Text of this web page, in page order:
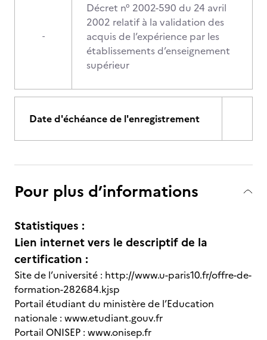
-
Décret n° 2002-590 du 24 avril
2002 relatif à la validation des
acquis de l’expérience par les
établissements d’enseignement
supérieur
Date d'échéance de l'enregistrement
Pour plus d’informations
Statistiques :
Lien internet vers le descriptif de la
certification :
Site de l’université : http://www.u-paris10.fr/offre-de-
formation-282684.kjsp
Portail étudiant du ministère de l’Education
nationale : www.etudiant.gouv.fr
Portail ONISEP : www.onisep.fr